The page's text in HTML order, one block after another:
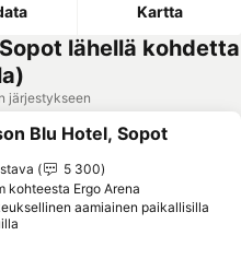
Kartta
lähellä kohdetta
järjestykseen
suosikkeihin
Blu Hotel, Sopot
5 300
kohteesta Ergo Arena
aamiainen paikallisilla